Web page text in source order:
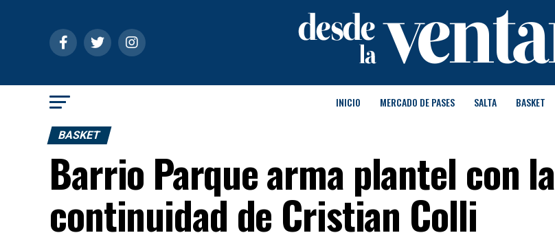
INICIO MERCADO DE PASES SALTA BASKET
BASKET
Barrio Parque arma plantel con la
continuidad de Cristian Colli